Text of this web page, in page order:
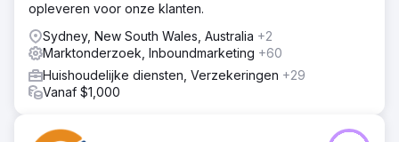
opleveren voor onze klanten.
Sydney, New South Wales, Australia +2
Marktonderzoek, Inboundmarketing +60
Huishoudelijke diensten, Verzekeringen +29
Vanaf $1,000